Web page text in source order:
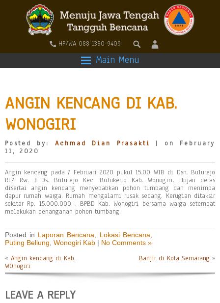
HP/WA 088-1380-9409
Main Menu
ANGIN KENCANG DI KAB.
WONOGIRI
Posted by: Achmad Dian Prasakti
| on February
11, 2020
Angin kencang pada 7 Februari 2020 pukul 15.00 WIB di Dsn. Bulurejo
Rt.4 Rw. 3 Ds. Bulurejo Kec. Bulukerto Kab. Wonogiri. Hujan deras
disertai angin kencang menyebabkan pohon tumbang dan menimpa
dapur rumah warga. Rumah mengalami rusak sedang. Kerugian ditaksir
sekitar Rp. 15.000.000,-. BPBD Kab. Wonogiri bersama warga setempat
melakukan penanganan pohon tumbang.
Posted in Laporan Bencana Lokasi Bencana
Puting Beliung Wonogiri Kab | No Comments »
« Angin kencang di Kab.
WOnogiri
Banjir di Kota Semarang »
LEAVE A REPLY